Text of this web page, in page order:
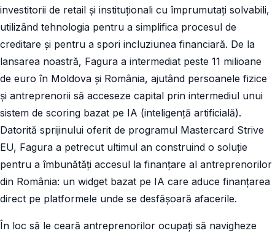
investitorii de retail și instituționali cu împrumutați solvabili,
utilizând tehnologia pentru a simplifica procesul de
creditare și pentru a spori incluziunea financiară. De la
lansarea noastră, Fagura a intermediat peste 11 milioane
de euro în Moldova și România, ajutând persoanele fizice
și antreprenorii să acceseze capital prin intermediul unui
sistem de scoring bazat pe IA (inteligență artificială).
Datorită sprijinului oferit de programul Mastercard Strive
EU, Fagura a petrecut ultimul an construind o soluție
pentru a îmbunătăți accesul la finanțare al antreprenorilor
din România: un widget bazat pe IA care aduce finanțarea
direct pe platformele unde se desfășoară afacerile.
În loc să le ceară antreprenorilor ocupați să navigheze